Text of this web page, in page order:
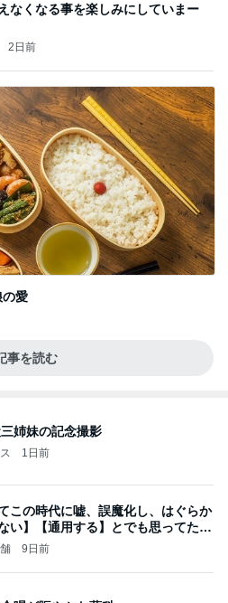
なくなる事を楽しみにしていまー
2日前
の愛
事を読む
姉妹の記念撮影
1日前
この時代に嘘、誤魔化し、はぐらか
い】【通用する】とでも思ってたん
9日前